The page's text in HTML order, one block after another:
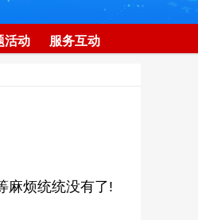
活动 服务互动
麻烦统统没有了!